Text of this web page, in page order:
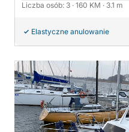
Liczba osób: 3 · 160 KM · 3.1 m
Elastyczne anulowanie